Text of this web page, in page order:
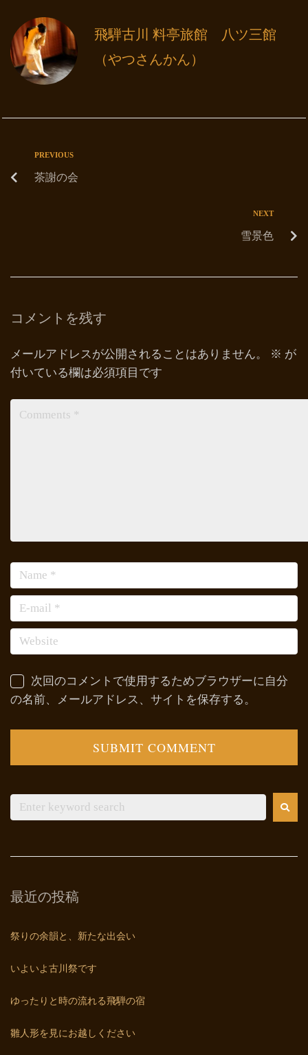
飛騨古川 料亭旅館 八ツ三館
（やつさんかん）
PREVIOUS
茶謝の会
NEXT
雪景色
コメントを残す
メールアドレスが公開されることはありません。 ※ が
付いている欄は必須項目です
次回のコメントで使用するためブラウザーに自分
の名前、メールアドレス、サイトを保存する。
最近の投稿
祭りの余韻と、新たな出会い
いよいよ古川祭です
ゆったりと時の流れる飛騨の宿
雛人形を見にお越しください